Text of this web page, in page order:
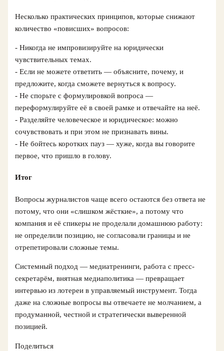
Несколько практических принципов, которые снижают
количество «повисших» вопросов:
- Никогда не импровизируйте на юридически
чувствительных темах.
- Если не можете ответить — объясните, почему, и
предложите, когда сможете вернуться к вопросу.
- Не спорьте с формулировкой вопроса —
переформулируйте её в своей рамке и отвечайте на неё.
- Разделяйте человеческое и юридическое: можно
сочувствовать и при этом не признавать вины.
- Не бойтесь коротких пауз — хуже, когда вы говорите
первое, что пришло в голову.
Итог
Вопросы журналистов чаще всего остаются без ответа не
потому, что они «слишком жёсткие», а потому что
компания и её спикеры не проделали домашнюю работу:
не определили позицию, не согласовали границы и не
отрепетировали сложные темы.
Системный подход — медиатренинги, работа с пресс-
секретарём, внятная медиаполитика — превращает
интервью из лотереи в управляемый инструмент. Тогда
даже на сложные вопросы вы отвечаете не молчанием, а
продуманной, честной и стратегически выверенной
позицией.
Поделиться